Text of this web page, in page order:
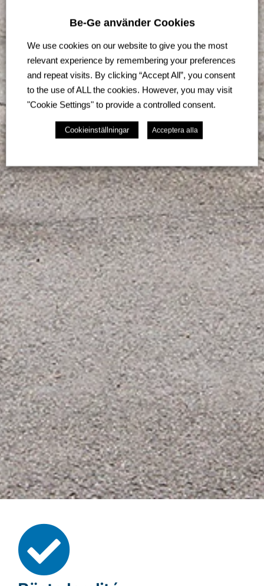
Be-Ge använder Cookies
We use cookies on our website to give you the most
relevant experience by remembering your preferences
and repeat visits. By clicking “Accept All”, you consent
to the use of ALL the cookies. However, you may visit
"Cookie Settings" to provide a controlled consent.
Cookieinställningar Acceptera alla